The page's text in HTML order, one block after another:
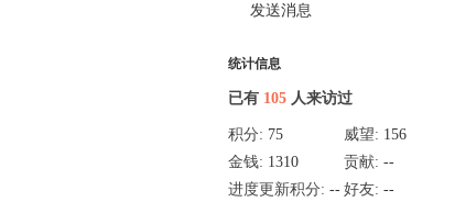
发送消息
统计信息
已有 105 人来访过
积分: 75 威望: 156
金钱: 1310 贡献: --
进度更新积分: -- 好友: --